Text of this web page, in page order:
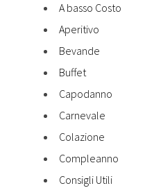
A basso Costo
Aperitivo
Bevande
Buffet
Capodanno
Carnevale
Colazione
Compleanno
Consigli Utili